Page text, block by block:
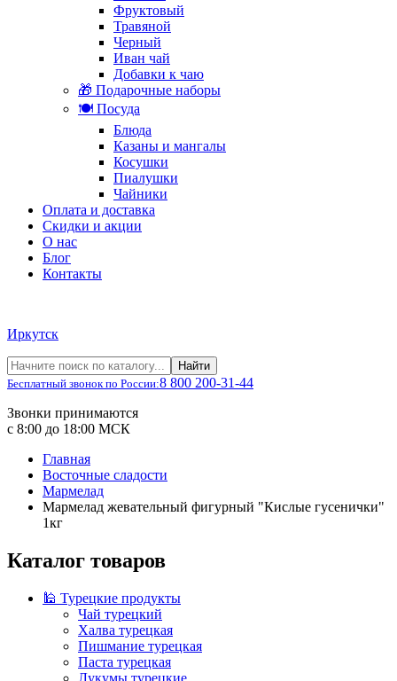
Фруктовый
Травяной
Черный
Иван чай
Добавки к чаю
🎁 Подарочные наборы
🍽️ Посуда
Блюда
Казаны и мангалы
Косушки
Пиалушки
Чайники
Оплата и доставка
Скидки и акции
О нас
Блог
Контакты
Иркутск
Найти
Бесплатный звонок по России:8 800 200-31-44
Звонки принимаются
с 8:00 до 18:00 МСК
Главная
Восточные сладости
Мармелад
Мармелад жевательный фигурный "Кислые гусенички"
1кг
Каталог товаров
🕌 Турецкие продукты
Чай турецкий
Халва турецкая
Пишмание турецкая
Паста турецкая
Лукумы турецкие